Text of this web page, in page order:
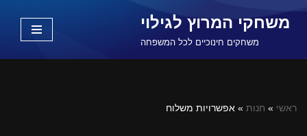
משחקי המרוץ לגילוי
משחקים חינוכיים לכל המשפחה
ראשי » חנות » אפשרויות משלוח